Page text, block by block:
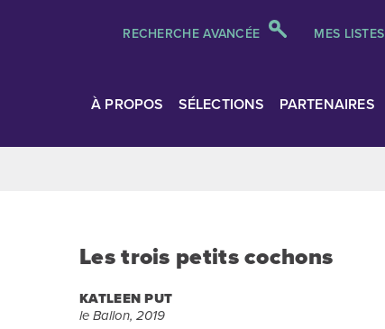
RECHERCHE AVANCÉE MES LISTES
À PROPOS SÉLECTIONS PARTENAIRES
Les trois petits cochons
KATLEEN PUT
le Ballon, 2019